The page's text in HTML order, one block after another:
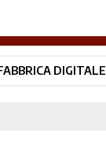
DIGITALE